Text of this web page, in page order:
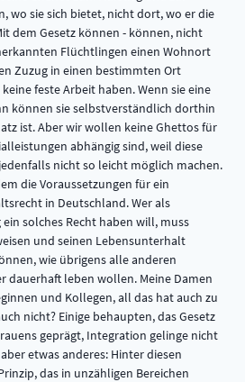
wo sie sich bietet, nicht dort, wo er die
dem Gesetz können - können, nicht
Flüchtlingen einen Wohnort
Zuzug in einen bestimmten Ort
feste Arbeit haben. Wenn sie eine
können sie selbstverständlich dorthin
ist. Aber wir wollen keine Ghettos für
abhängig sind, weil diese
nicht so leicht möglich machen.
die Voraussetzungen für ein
in Deutschland. Wer als
solches Recht haben will, muss
und seinen Lebensunterhalt
wie übrigens alle anderen
dauerhaft leben wollen. Meine Damen
und Kollegen, all das hat auch zu
nicht? Einige behaupten, das Gesetz
geprägt, Integration gelinge nicht
etwas anderes: Hinter diesen
das in unzähligen Bereichen